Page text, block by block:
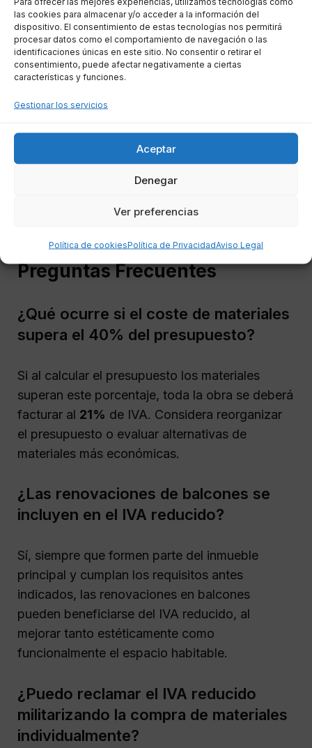
las cookies para almacenar y/o acceder a la información del
dispositivo. El consentimiento de estas tecnologías nos permitirá
procesar datos como el comportamiento de navegación o las
identificaciones únicas en este sitio. No consentir o retirar el
consentimiento, puede afectar negativamente a ciertas
características y funciones.
Gestionar los servicios
Aceptar
Denegar
Ver preferencias
Política de cookiesPolítica de PrivacidadAviso Legal
reducido en reformas domiciliarias requiere
atención a detalles específicos legales y
técnicos. Destinatarios adecuados, uso
residencial, antigüedad de la vivienda y costos
por un enfoque planificado y bien informado, se
pueden asegurar ahorros fiscales significativos.
para obtener una asesoría fiscal
adecuada y asegurarte de que todas las
Preguntas Frecuentes
¿Qué ocurre si el coste de materiales
supera el 40% del presupuesto?
Si al calcular el presupuesto los materiales
superan este porcentaje, toda la obra se deberá
facturar al 21% de IVA. Considera reorganizar
el presupuesto o evaluar alternativas de
materiales más económicas.
¿Las renovaciones de balcones se
incluyen en el IVA reducido?
Sí, siempre que formen parte del inmueble
principal y cumplan los requisitos antes
indicados, las renovaciones en balcones
pueden beneficiarse del IVA reducido, al
mejorar tanto estéticamente como
funcionalmente el espacio habitable.
¿Puedo reclamar el IVA reducido
militarizando la compra de materiales
individualmente?